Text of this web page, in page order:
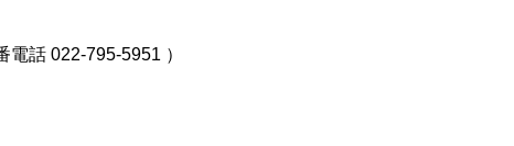
話 022-795-5951 ）